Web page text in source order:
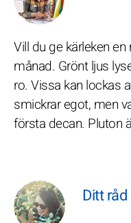
Vill du ge kärleken
månad. Grönt ljus
ro. Vissa kan lockas
smickrar egot, men
första decan. Pluton
Ditt